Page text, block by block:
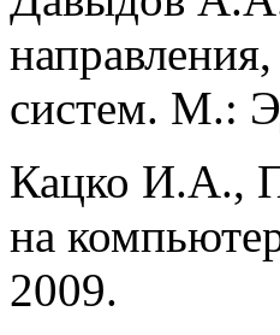
систем. М.:
Кацко И.А.,
на
2009.